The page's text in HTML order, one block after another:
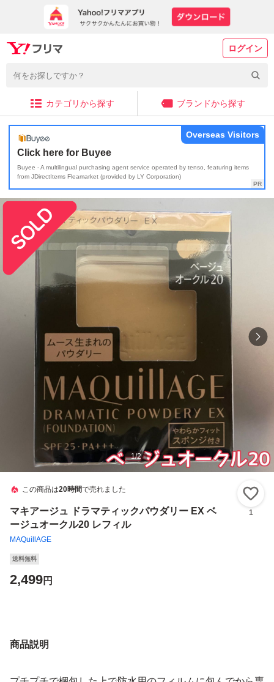
ログイン
カテゴリから探す ブランドから探す
Click here for Buyee
Buyee - A multilingual purchasing agent service operated by tenso, featuring items
from JDirectItems Fleamarket (provided by LY Corporation)
Overseas Visitors
1/2
この商品は20時間で売れました
マキアージュ ドラマティックパウダリー EX ベ
ージュオークル20 レフィル
MAQuillAGE
1
送料無料
2,499円
商品説明